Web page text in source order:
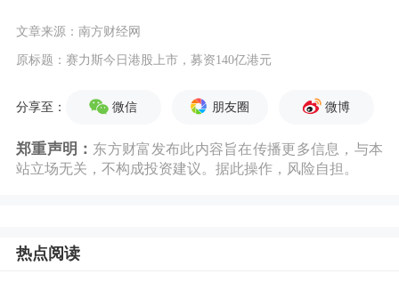
文章来源：南方财经网
原标题：赛力斯今日港股上市，募资140亿港元
分享至： 微信 朋友圈 微博
郑重声明： 东方财富发布此内容旨在传播更多信息，与本
站立场无关，不构成投资建议。据此操作，风险自担。
热点阅读